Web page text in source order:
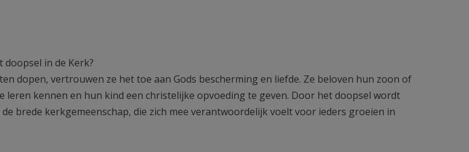
in de Kerk?
dopen, vertrouwen ze het toe aan Gods bescherming en liefde. Ze beloven hun zoon of
leren kennen en hun kind een christelijke opvoeding te geven. Door het doopsel wordt
brede kerkgemeenschap, die zich mee verantwoordelijk voelt voor ieders groeien in